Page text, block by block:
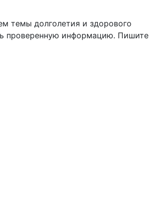
темы долголетия и здорового
проверенную информацию. Пишите